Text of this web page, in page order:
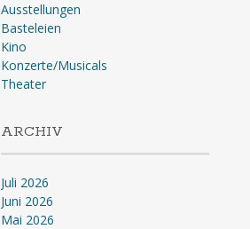
Ausstellungen
Basteleien
Kino
Konzerte/Musicals
Theater
ARCHIV
Juli 2026
Juni 2026
Mai 2026